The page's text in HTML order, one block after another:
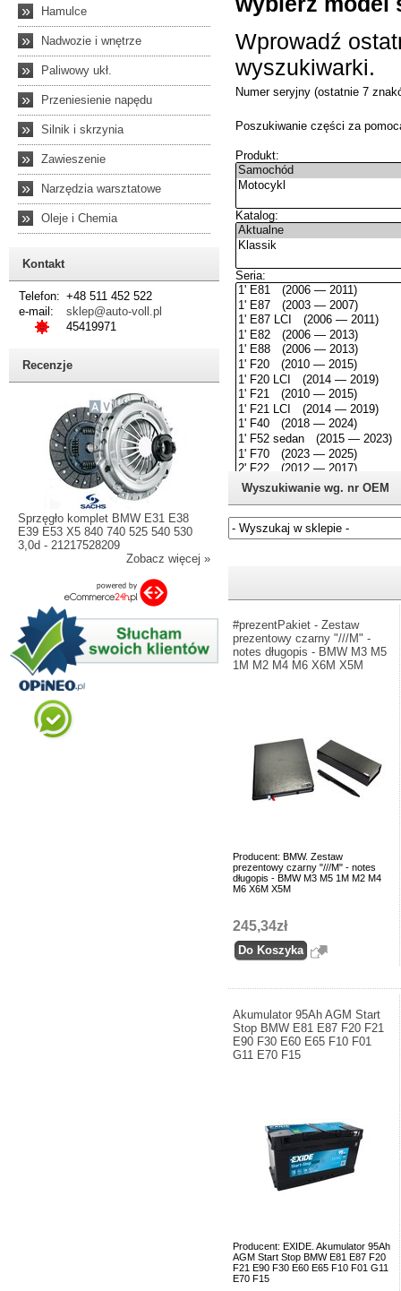
» Hamulce
» Nadwozie i wnętrze
» Paliwowy ukł.
» Przeniesienie napędu
» Silnik i skrzynia
» Zawieszenie
» Narzędzia warsztatowe
» Oleje i Chemia
Kontakt
Telefon: +48 511 452 522
e-mail:
sklep@auto-voll.pl
45419971
Recenzje
Sprzęgło komplet BMW E31 E38
E39 E53 X5 840 740 525 540 530
3,0d - 21217528209
Zobacz więcej »
Wyszukiwanie wg. nr OEM
#prezentPakiet - Zestaw
prezentowy czarny "///M" -
notes długopis - BMW M3 M5
1M M2 M4 M6 X6M X5M
Producent: BMW. Zestaw
prezentowy czarny "///M" - notes
długopis - BMW M3 M5 1M M2 M4
M6 X6M X5M
245,34zł
Akumulator 95Ah AGM Start
Stop BMW E81 E87 F20 F21
E90 F30 E60 E65 F10 F01
G11 E70 F15
Producent: EXIDE. Akumulator 95Ah
AGM Start Stop BMW E81 E87 F20
F21 E90 F30 E60 E65 F10 F01 G11
E70 F15